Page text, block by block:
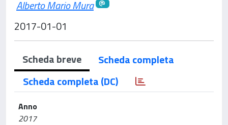
Alberto Mario Mura
2017-01-01
Scheda breve
Scheda completa
Scheda completa (DC)
Anno
2017